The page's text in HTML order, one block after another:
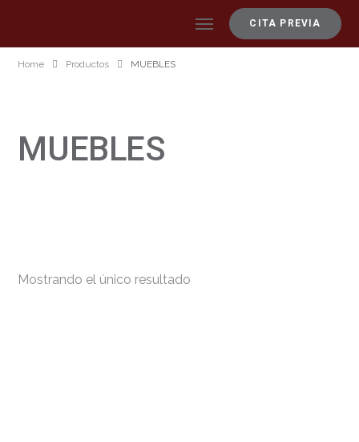
CITA PREVIA
Home Productos MUEBLES
MUEBLES
Mostrando el único resultado